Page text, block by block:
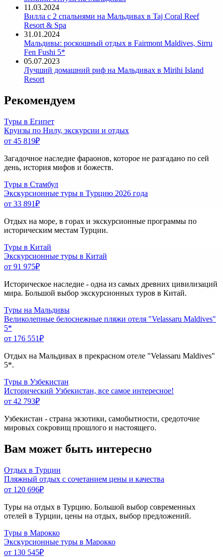
11.03.2024
Вилла с 2 спальнями на Мальдивах в Taj Coral Reef
Resort & Spa
31.01.2024
Мальдивы: роскошный отдых в Fairmont Maldives, Sirru
Fen Fushi 5*
05.07.2023
Лучший домашний риф на Мальдивах в Mirihi Island
Resort
Рекомендуем
Туры в Египет
Круизы по Нилу, экскурсии и отдых
от 45 819₽
Загадочное наследие фараонов, которое не разгадано по сей
день, история мифов и божеств.
Туры в Стамбул
Экскурсионные туры в Турцию 2026 года
от 33 891₽
Отдых на море, в горах и экскурсионные программы по
историческим местам Турции.
Туры в Китай
Экскурсионные туры в Китай
от 91 975₽
Историческое наследие - одна из самых древних цивилизаций
мира. Большой выбор экскурсионных туров в Китай.
Туры на Мальдивы
Великолепные белоснежные пляжи отеля "Velassaru Maldives"
5*
от 176 551₽
Отдых на Мальдивах в прекрасном отеле "Velassaru Maldives"
5*.
Туры в Узбекистан
Исторический Узбекистан, все самое интересное!
от 42 793₽
Узбекистан - страна экзотики, самобытности, средоточие
мировых сокровищ прошлого и настоящего.
Вам может быть интересно
Отдых в Турции
Пляжный отдых с сочетанием цены и качества
от 120 696₽
Туры на отдых в Турцию. Большой выбор современных
отелей в Турции, цены на отдых, выбор предложений.
Туры в Марокко
Экскурсионные туры в Марокко
от 130 545₽